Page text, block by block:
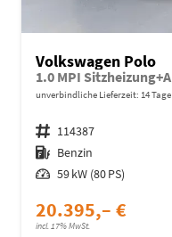
Volkswagen Polo
unverbindliche Lieferzeit: 14 Tage
Fahrzeugnr. 114387
Kraftstoff Benzin
Leistung 59 kW (80 PS)
20.395,– €
incl. 17% MwSt.